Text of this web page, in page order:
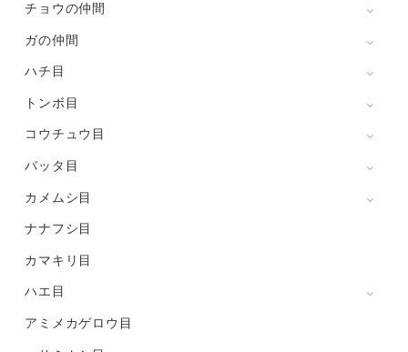
チョウの仲間
ガの仲間
ハチ目
トンボ目
コウチュウ目
バッタ目
カメムシ目
ナナフシ目
カマキリ目
ハエ目
アミメカゲロウ目